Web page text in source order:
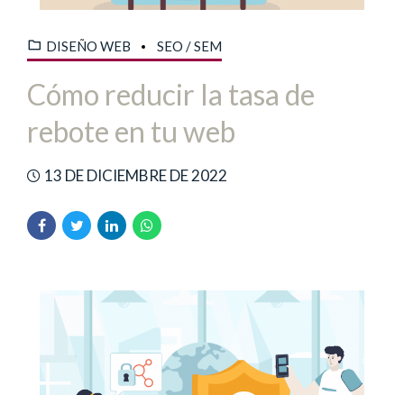
DISEÑO WEB SEO / SEM
Cómo reducir la tasa de
rebote en tu web
13 DE DICIEMBRE DE 2022